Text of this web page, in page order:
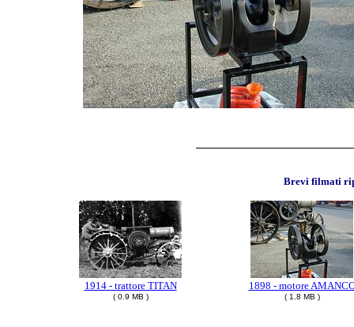
Brevi filmati
1914 - trattore TITAN
( 0.9 MB )
1898 - motore
( 1.8 MB )